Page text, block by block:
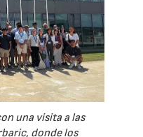
una visita a las
donde los